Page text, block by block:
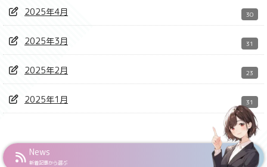
2025年4月 30
2025年3月 31
2025年2月 23
2025年1月 31
News
新着記事から選ぶ